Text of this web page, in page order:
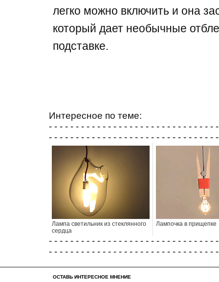
легко можно включить и она
который дает необычные
подставке.
Интересное по теме:
- - - - - - - - - - - - - - - - - - - - - - - - - - - - - - -
- - - - - - - - - - - - - - - - - - - - - - - - - - - - - - -
Лампа светильник из стеклянного
сердца
Лампочка в прищепке
- - - - - - - - - - - - - - - - - - - - - - - - - - - - - - -
- - - - - - - - - - - - - - - - - - - - - - - - - - - - - - -
ОСТАВЬ ИНТЕРЕСНОЕ МНЕНИЕ